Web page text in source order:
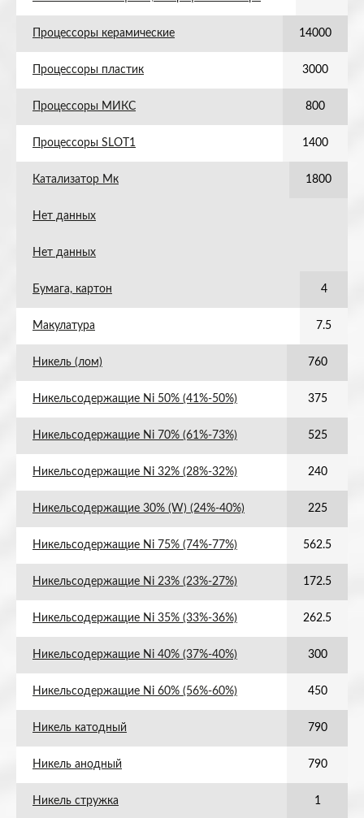
Процессоры керамические 14000
Процессоры пластик 3000
Процессоры МИКС 800
Процессоры SLOT1 1400
Катализатор Мк 1800
Нет данных
Нет данных
Бумага, картон 4
Макулатура 7.5
Никель (лом) 760
Никельсодержащие Ni 50% (41%-50%) 375
Никельсодержащие Ni 70% (61%-73%) 525
Никельсодержащие Ni 32% (28%-32%) 240
Никельсодержащие 30% (W) (24%-40%) 225
Никельсодержащие Ni 75% (74%-77%) 562.5
Никельсодержащие Ni 23% (23%-27%) 172.5
Никельсодержащие Ni 35% (33%-36%) 262.5
Никельсодержащие Ni 40% (37%-40%) 300
Никельсодержащие Ni 60% (56%-60%) 450
Никель катодный 790
Никель анодный 790
Никель стружка 1